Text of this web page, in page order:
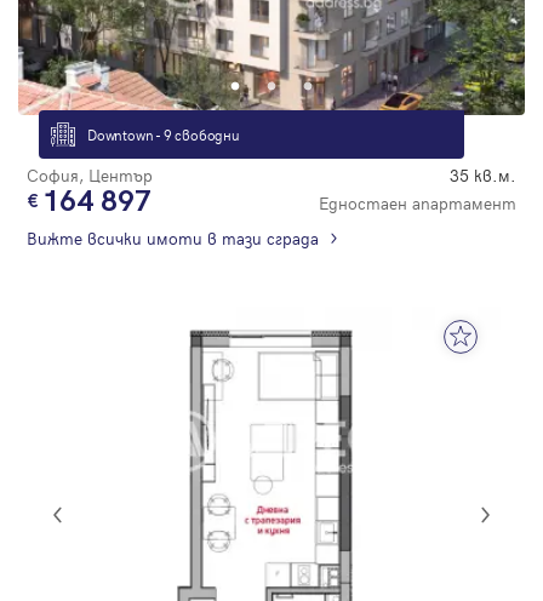
Downtown - 9 свободни
София, Център 35 кв.м.
164 897
Едностаен апартамент
Вижте всички имоти в тази сграда